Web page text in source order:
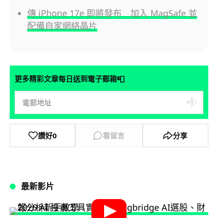
傳 iPhone 17e 即將發布 加入 MagSafe 並
配備自家網絡晶片
更多精彩文章每日送到電子郵箱📮
讚好0 看留言 分享
最新影片